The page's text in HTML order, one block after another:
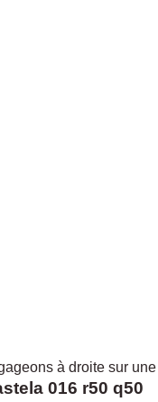
à droite sur